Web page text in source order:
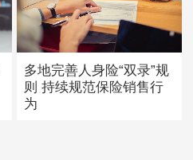
多地完善人身险“双录”规
则 持续规范保险销售行
为